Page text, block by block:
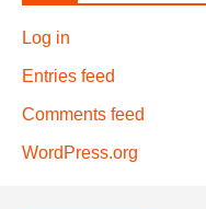
Log in
Entries feed
Comments feed
WordPress.org